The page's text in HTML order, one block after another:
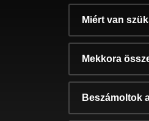
Miért van
Mekkora
Beszámoltok